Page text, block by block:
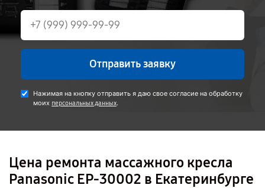
Отправить заявку
Нажимая на кнопку отправить я даю свое согласие на обработку
моих персональных данных.
Цена ремонта массажного кресла
Panasonic EP-30002 в Екатеринбурге